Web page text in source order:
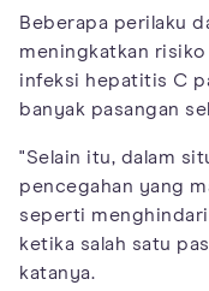
Beberapa perilaku
meningkatkan
infeksi hepatitis C
banyak pasangan
"Selain itu, dalam
pencegahan yang
seperti
ketika salah satu
katanya.